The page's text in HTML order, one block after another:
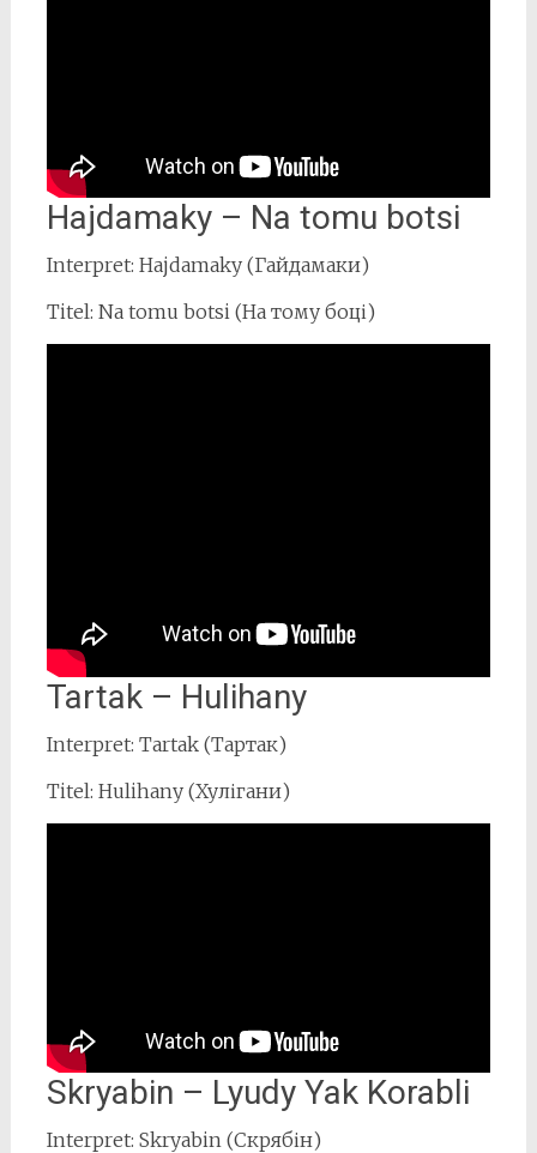
Hajdamaky – Na tomu botsi
Interpret: Hajdamaky (Гайдамаки)
Titel: Na tomu botsi (На тому боці)
Tartak – Hulihany
Interpret: Tartak (Тартак)
Titel: Hulihany (Хулігани)
Skryabin – Lyudy Yak Korabli
Interpret: Skryabin (Скрябін)